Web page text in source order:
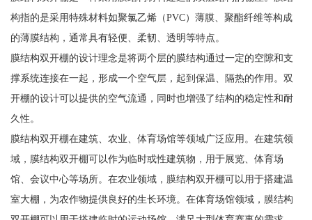
构指的是采用特殊材料如聚氯乙烯（PVC）薄膜、聚酯纤维等构成
的薄膜结构，通常具有轻便、柔韧、透明等特点。
膜结构双开棚的设计理念是将两个层的膜结构通过一定的空隙和支
撑系统连接在一起，形成一个空气层，起到保温、隔热的作用。双
开棚的设计可以提供的空气流通，同时也增强了结构的稳定性和耐
久性。
膜结构双开棚在建筑、农业、体育场馆等领域广泛应用。在建筑领
域，膜结构双开棚可以作为临时或性建筑物，用于展览、体育场
馆、会议中心等场所。在农业领域，膜结构双开棚可以用于搭建温
室大棚，为农作物提供良好的生长环境。在体育场馆领域，膜结构